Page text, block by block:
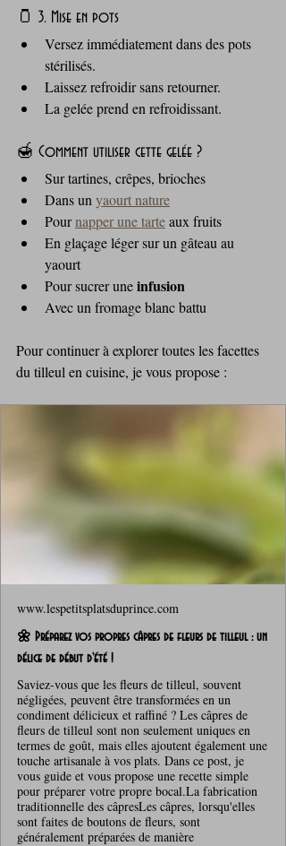
🫙 3. Mise en pots
Versez immédiatement dans des pots
stérilisés.
Laissez refroidir sans retourner.
La gelée prend en refroidissant.
🍯 Comment utiliser cette gelée ?
Sur tartines, crêpes, brioches
Dans un yaourt nature
Pour napper une tarte aux fruits
En glaçage léger sur un gâteau au
yaourt
Pour sucrer une infusion
Avec un fromage blanc battu
Pour continuer à explorer toutes les facettes
du tilleul en cuisine, je vous propose :
www.lespetitsplatsduprince.com
🌼 Préparez vos propres câpres de fleurs de tilleul : un
délice de début d'été !
Saviez-vous que les fleurs de tilleul, souvent
négligées, peuvent être transformées en un
condiment délicieux et raffiné ? Les câpres de
fleurs de tilleul sont non seulement uniques en
termes de goût, mais elles ajoutent également une
touche artisanale à vos plats. Dans ce post, je
vous guide et vous propose une recette simple
pour préparer votre propre bocal.La fabrication
traditionnelle des câpresLes câpres, lorsqu'elles
sont faites de boutons de fleurs, sont
généralement préparées de manière